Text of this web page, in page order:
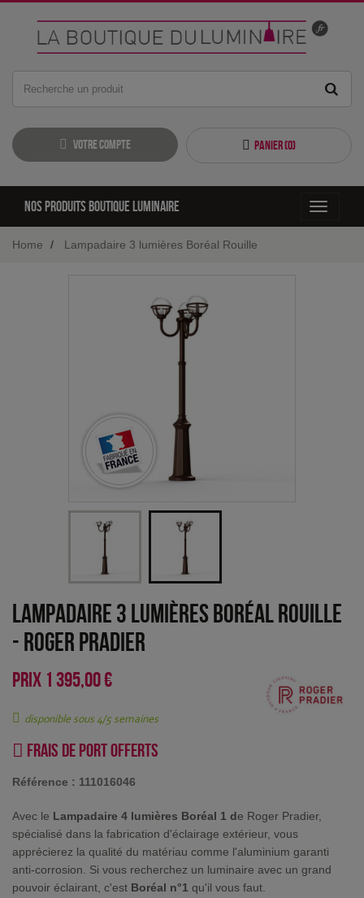
Votre compte Panier (0)
Toggle
Nos produits boutique luminaire
Home Lampadaire 3 lumières Boréal Rouille
Lampadaire 3 lumières Boréal Rouille
- Roger Pradier
PRIX 1 395,00 €
disponible sous 4/5 semaines
Frais de port offerts
Référence : 111016046
Avec le Lampadaire 4 lumières Boréal 1 de Roger Pradier,
spécialisé dans la fabrication d'éclairage extérieur, vous
apprécierez la qualité du matériau comme l'aluminium garanti
anti-corrosion. Si vous recherchez un luminaire avec un grand
pouvoir éclairant, c'est Boréal n°1 qu'il vous faut.